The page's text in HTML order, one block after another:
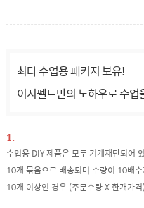
최다 수업용 패키지 보유!
이지펠트만의 노하우로 수업
1.
수업용 DIY 제품은 모두 기계재단되어
10개 묶음으로 배송되며 수량이 10배
10개 이상인 경우 (주문수량 X 한개가